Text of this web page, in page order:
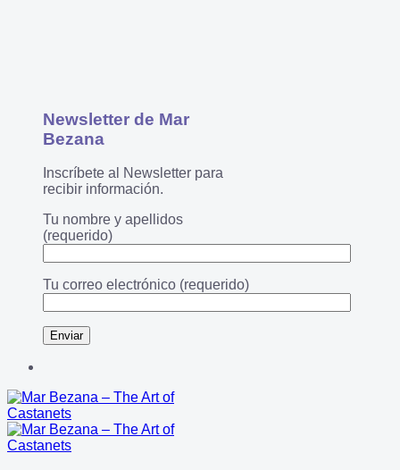
Newsletter de Mar
Bezana
Inscríbete al Newsletter para
recibir información.
Tu nombre y apellidos
(requerido)
Tu correo electrónico (requerido)